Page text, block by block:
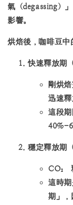
氣（degassing）
影響。
烘焙後，咖啡豆
快速釋放期
剛烘
迅速釋
這段
40%-
穩定釋放期
CO₂
這時
期」